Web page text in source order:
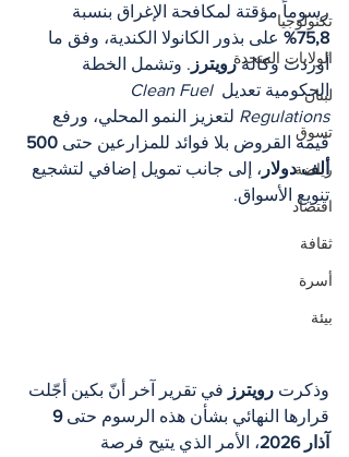
تكنولوجيا
الولايات المتحدة
لبنان
تسوق
رياضة
اقتصاد
ثقافة
أسرة
بيئة
رسوماً مؤقتة لمكافحة الإغراق بنسبة
75,8%
على بذور الكانولا الكندية، وفق ما
أوردت وكالة رويترز . وتشمل الخطة
الحكومية تعديل Clean Fuel
Regulations لتعزيز النمو المحلي، ورفع
قيمة القروض بلا فوائد للمزارعين حتى
ألف دولار ، إلى جانب تمويل إضافي لتشجيع
تنويع الأسواق.
وذكرت رويترز في تقرير آخر أنّ بكين أجّلت
قرارها النهائي بشأن هذه الرسوم حتى
آذار 2026
، الأمر الذي يتيح فرصة